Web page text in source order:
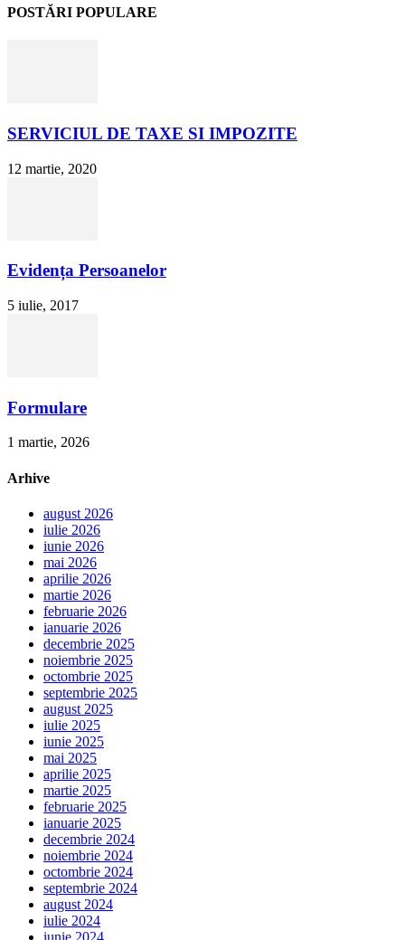
POSTĂRI POPULARE
SERVICIUL DE TAXE SI IMPOZITE
12 martie, 2020
Evidența Persoanelor
5 iulie, 2017
Formulare
1 martie, 2026
Arhive
august 2026
iulie 2026
iunie 2026
mai 2026
aprilie 2026
martie 2026
februarie 2026
ianuarie 2026
decembrie 2025
noiembrie 2025
octombrie 2025
septembrie 2025
august 2025
iulie 2025
iunie 2025
mai 2025
aprilie 2025
martie 2025
februarie 2025
ianuarie 2025
decembrie 2024
noiembrie 2024
octombrie 2024
septembrie 2024
august 2024
iulie 2024
iunie 2024